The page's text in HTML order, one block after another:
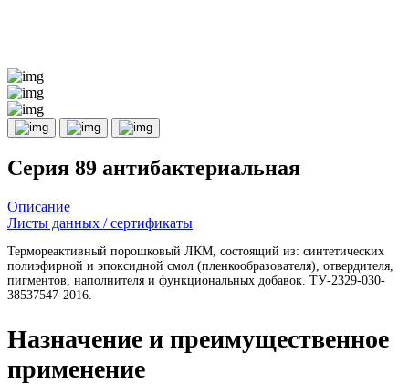
Серия 89 антибактериальная
Описание
Листы данных / сертификаты
Термореактивный порошковый ЛКМ, состоящий из: синтетических
полиэфирной и эпоксидной смол (пленкообразователя), отвердителя,
пигментов, наполнителя и функциональных добавок. ТУ-2329-030-
38537547-2016.
Назначение и преимущественное
применение